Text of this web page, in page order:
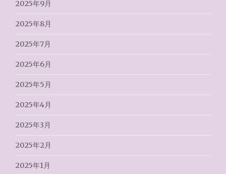
2025年9月
2025年8月
2025年7月
2025年6月
2025年5月
2025年4月
2025年3月
2025年2月
2025年1月